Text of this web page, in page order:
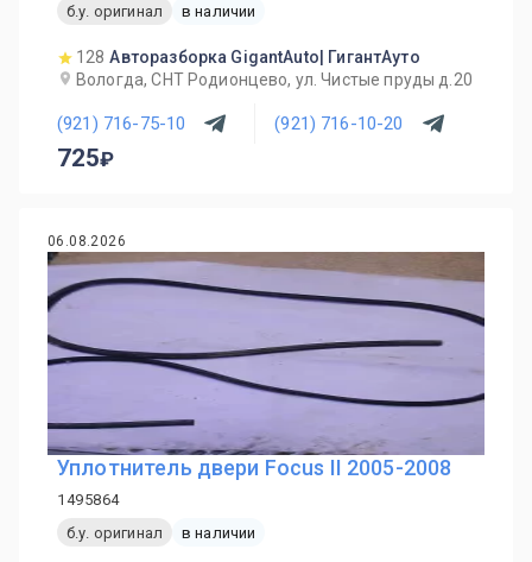
б.у. оригинал
в наличии
128 Авторазборка GigantAuto| ГигантАуто
Вологда, СНТ Родионцево, ул. Чистые пруды д.20
(921) 716-75-10 (921) 716-10-20
725
06.08.2026
Уплотнитель двери Focus II 2005-2008
1495864
б.у. оригинал
в наличии